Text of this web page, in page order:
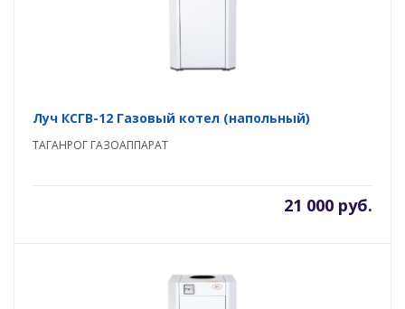
Луч КСГВ-12 Газовый котел (напольный)
ТАГАНРОГ ГАЗОАППАРАТ
21 000 руб.